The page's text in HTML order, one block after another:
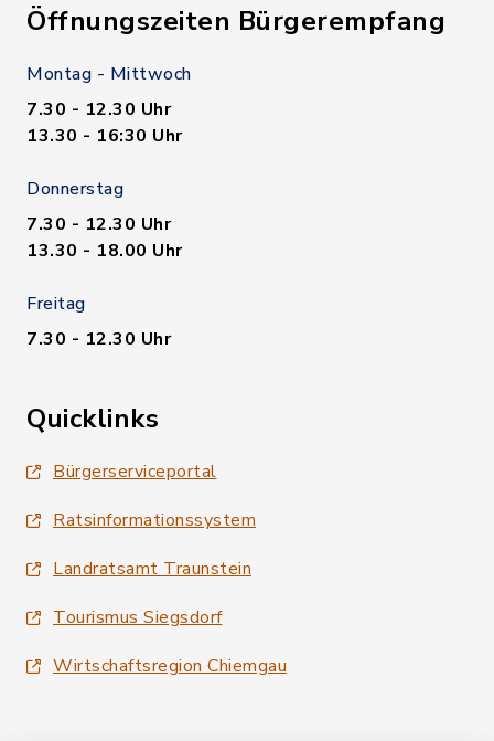
Öffnungszeiten Bürgerempfang
Montag - Mittwoch
7.30 - 12.30 Uhr
13.30 - 16:30 Uhr
Donnerstag
7.30 - 12.30 Uhr
13.30 - 18.00 Uhr
Freitag
7.30 - 12.30 Uhr
Quicklinks
Bürgerserviceportal
Ratsinformationssystem
Landratsamt Traunstein
Tourismus Siegsdorf
Wirtschaftsregion Chiemgau